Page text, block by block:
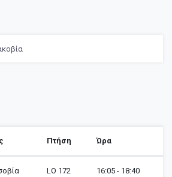
Πτήση Ώρα
LO 172 16:05 - 18:40